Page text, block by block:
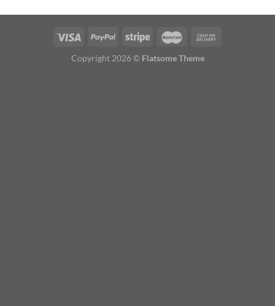
Copyright 2026 © Flatsome Theme